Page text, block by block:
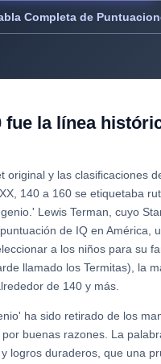
Completa de
fue la línea
original y las clasificaciones
140 a 160 se etiquetaba
Lewis Terman, cuyo
de IQ en América,
a los niños para su
llamado los Termitas), la
de 140 y más.
ha sido retirado de los
buenas razones. La
logros duraderos, que una